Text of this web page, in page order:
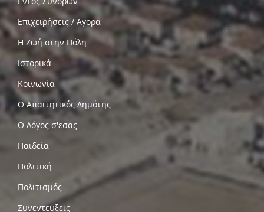
Επιχειρήσεις / Αγορά
Η Ζωή στην Πόλη
Ιστορικά
Κοινωνία
Ο Απαιτητικός Δημότης
Ο Λόγος σ'εσας
Παιδεία
Πολιτική
Πολιτισμός
Συνεντεύξεις